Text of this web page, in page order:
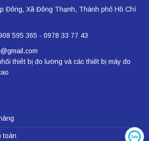
Đông, Xã Đông Thạnh, Thành phố Hồ Chí
595 365 - 0978 33 77 43
thiêt bị đo lường và các thiết bị máy đo
toán